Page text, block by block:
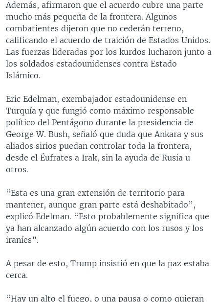
Además, afirmaron que el acuerdo cubre una parte
mucho más pequeña de la frontera. Algunos
combatientes dijeron que no cederán terreno,
calificando el acuerdo de traición de Estados Unidos.
Las fuerzas lideradas por los kurdos lucharon junto a
los soldados estadounidenses contra Estado
Islámico.
Eric Edelman, exembajador estadounidense en
Turquía y que fungió como máximo responsable
político del Pentágono durante la presidencia de
George W. Bush, señaló que duda que Ankara y sus
aliados sirios puedan controlar toda la frontera,
desde el Éufrates a Irak, sin la ayuda de Rusia u
otros.
“Esta es una gran extensión de territorio para
mantener, aunque gran parte está deshabitado”,
explicó Edelman. “Esto probablemente significa que
ya han alcanzado algún acuerdo con los rusos y los
iraníes”.
A pesar de esto, Trump insistió en que la paz estaba
cerca.
“Hay un alto el fuego, o una pausa o como quieran